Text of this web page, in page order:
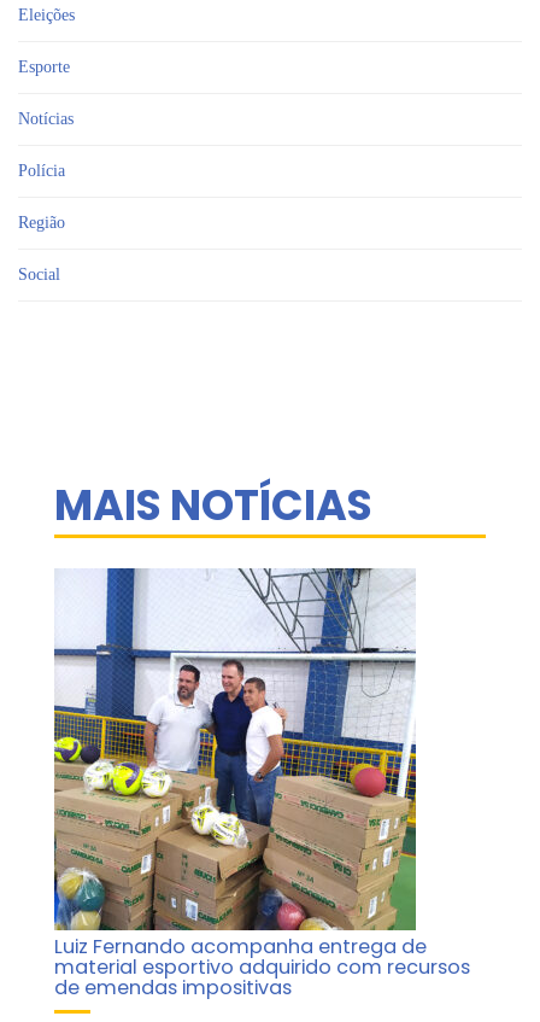
Eleições
Esporte
Notícias
Polícia
Região
Social
MAIS NOTÍCIAS
Luiz Fernando acompanha entrega de
material esportivo adquirido com recursos
de emendas impositivas